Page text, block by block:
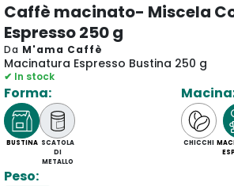
Caffè macinato- Miscela
Espresso 250 g
Da M'ama Caffè
Macinatura Espresso Bustina 250 g
✔ In stock
Forma:
BUSTINA SCATOLA
DI
METALLO
CHICCHI
Peso: